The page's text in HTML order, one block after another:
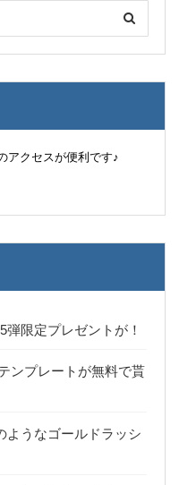
アクセスが便利です♪
限定プレゼントが！
ンプレートが無料で貰
ようなゴールドラッシ